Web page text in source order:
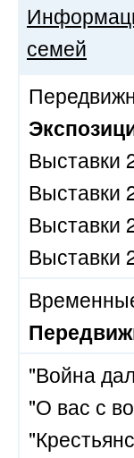
семей
Выставки
Выставки
Выставки
Выставки
"Война
"О вас с